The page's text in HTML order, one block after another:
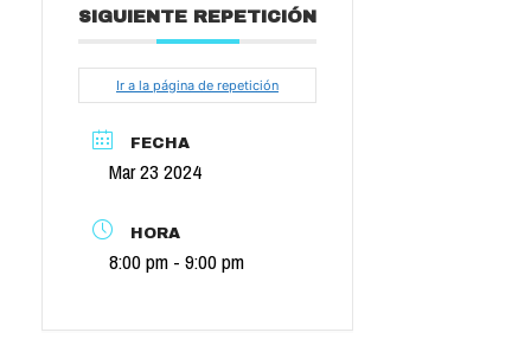
SIGUIENTE REPETICIÓN
Ir a la página de repetición
FECHA
Mar 23 2024
HORA
8:00 pm - 9:00 pm